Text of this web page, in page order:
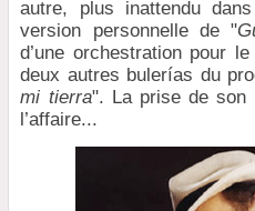
autre, plus inattendu
version personnelle de "
d’une orchestration pour
deux autres bulerías du
mi tierra". La prise de son
l’affaire...